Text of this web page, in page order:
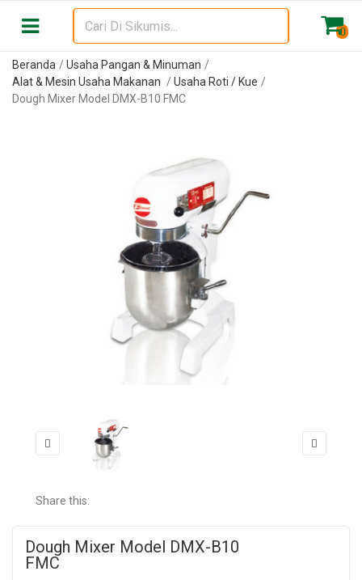
0
Beranda
Usaha Pangan & Minuman
Alat & Mesin Usaha Makanan
Usaha Roti / Kue
Dough Mixer Model DMX-B10 FMC
Share this:
Dough Mixer Model DMX-B10
FMC